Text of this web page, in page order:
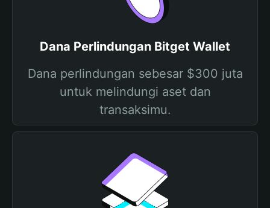
Dana Perlindungan Bitget Wallet
Dana perlindungan sebesar $300 juta
untuk melindungi aset dan
transaksimu.